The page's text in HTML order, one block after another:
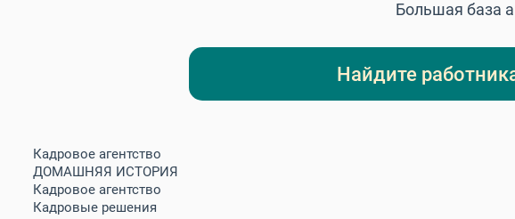
Большая база
Найдите
Кадровое агентство
ДОМАШНЯЯ ИСТОРИЯ
Кадровое агентство
Кадровые решения